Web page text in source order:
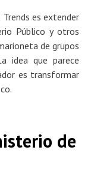
es extender
Público y otros
de grupos
idea que parece
es transformar
de